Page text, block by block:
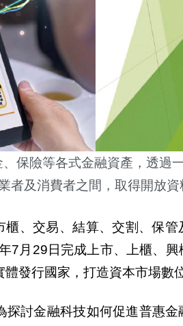
保險等各式金融資產 ，透過
者及消費者之間，取得開放資
櫃、交易、結算、交割、保管
7 月 29 日完成上市、上櫃、
體發行國家，打造資本市場數
討金融科技如何促進普惠金